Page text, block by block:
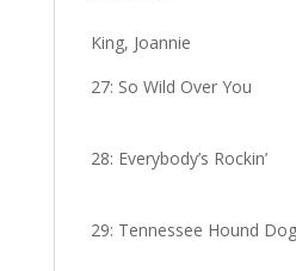
King, Joannie
27: So Wild Over You
Smith,
28: Everybody’s Rockin’
Pullen,
29: Tennessee Hound Dog